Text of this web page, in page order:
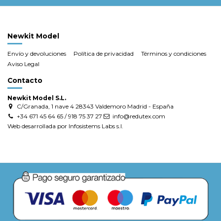
Newkit Model
Envío y devoluciones Política de privacidad
Términos y condiciones
Aviso Legal
Contacto
Newkit Model S.L.
C/Granada, 1 nave 4 28343 Valdemoro Madrid - España
+34 671 45 64 65 / 918 75 37 27
info@redutex.com
Web desarrollada por Infosistems Labs s.l.